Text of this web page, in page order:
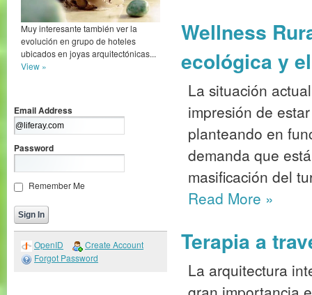
Muy interesante también ver la
evolución en grupo de hoteles
ubicados en joyas arquitectónicas...
View »
Email Address
Password
Remember Me
OpenID
Create Account
Forgot Password
Wellness
ecológica y
La situación
impresión de
planteando en
demanda que
masificación del
Read More »
Terapia a
La arquitectura